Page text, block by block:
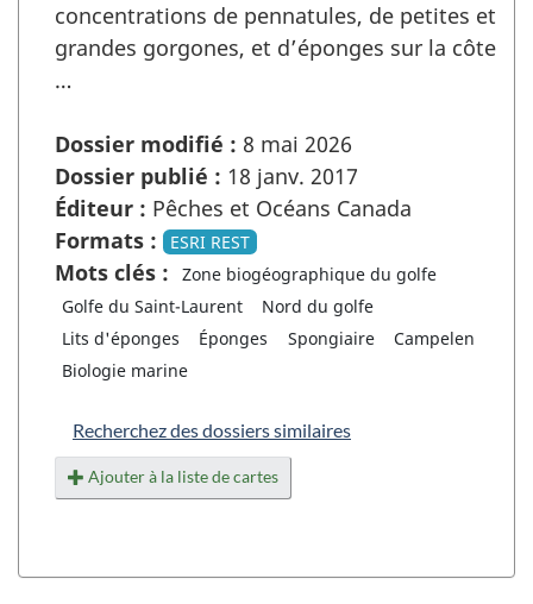
concentrations de pennatules, de petites et
grandes gorgones, et d’éponges sur la côte
…
Dossier modifié : 8 mai 2026
Dossier publié : 18 janv. 2017
Éditeur : Pêches et Océans Canada
Formats :
ESRI REST
Mots clés :
Zone biogéographique du golfe
Golfe du Saint-Laurent
Nord du golfe
Lits d'éponges
Éponges Spongiaire
Campelen
Biologie marine
Recherchez des dossiers similaires
Ajouter à la liste de cartes